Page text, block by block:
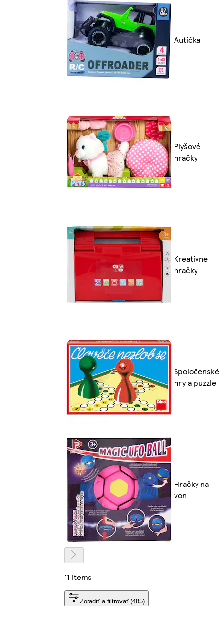
Autíčka
Plyšové
hračky
Kreatívne
hračky
Spoločenské
hry a puzzle
Hračky na
von
11 items
Zoradiť a filtrovať (485)